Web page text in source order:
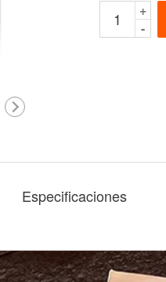
+
-
Especificaciones